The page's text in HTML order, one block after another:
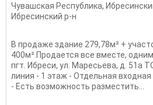
Чувашская Республика,
Ибресинский р-н
В продаже здание 279,78м² +
400м².Продается все вместе,
пгт. Ибреси, ул. Маресьева, д. 51а
линия - 1 этаж - Отдельная
- Есть возможность разместить...